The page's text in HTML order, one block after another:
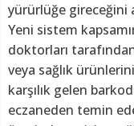
yürürlüğe gireceğini
Yeni sistem
doktorları
veya sağlık
karşılık gelen
eczaneden temin